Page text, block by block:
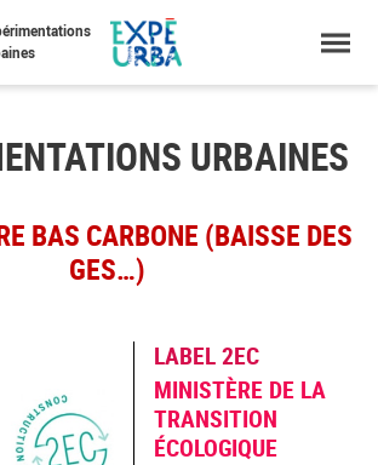
URBAINES
BAS CARBONE (BAISSE DES
GES…)
LABEL 2EC
MINISTÈRE DE LA
TRANSITION
ÉCOLOGIQUE